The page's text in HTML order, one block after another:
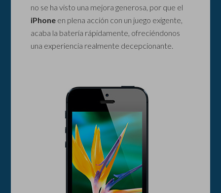
no se ha visto una mejora generosa, por que el
iPhone en plena acción con un juego exigente,
acaba la batería rápidamente, ofreciéndonos
una experiencia realmente decepcionante.